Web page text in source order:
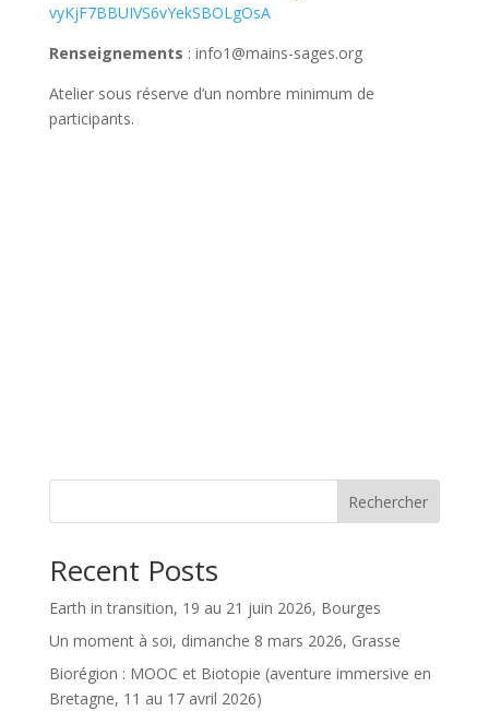
vyKjF7BBUIVS6vYekSBOLgOsA
Renseignements : info1@mains-sages.org
Atelier sous réserve d’un nombre minimum de
participants.
Rechercher
Recent Posts
Earth in transition, 19 au 21 juin 2026, Bourges
Un moment à soi, dimanche 8 mars 2026, Grasse
Biorégion : MOOC et Biotopie (aventure immersive en
Bretagne, 11 au 17 avril 2026)